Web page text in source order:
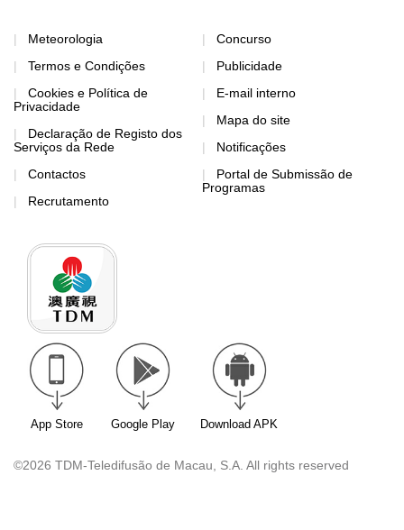
Meteorologia
Termos e Condições
Cookies e Política de
Privacidade
Declaração de Registo dos
Serviços da Rede
Contactos
Recrutamento
Concurso
Publicidade
E-mail interno
Mapa do site
Notificações
Portal de Submissão de
Programas
App Store Google Play Download APK
©2026 TDM-Teledifusão de Macau, S.A. All rights reserved